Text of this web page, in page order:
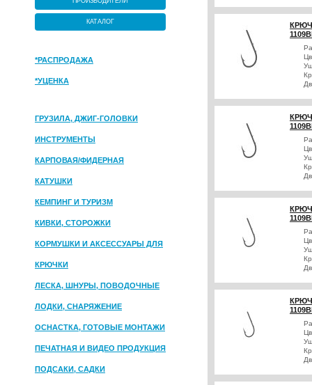
КАТАЛОГ
*РАСПРОДАЖА
*УЦЕНКА
ГРУЗИЛА, ДЖИГ-ГОЛОВКИ
ИНСТРУМЕНТЫ
КАРПОВАЯ/ФИДЕРНАЯ
КАТУШКИ
КЕМПИНГ И ТУРИЗМ
КИВКИ, СТОРОЖКИ
КОРМУШКИ И АКСЕССУАРЫ ДЛЯ
ПРИКОРМКИ
КРЮЧКИ
ЛЕСКА, ШНУРЫ, ПОВОДОЧНЫЕ
МАТЕРИАЛЫ
ЛОДКИ, СНАРЯЖЕНИЕ
ОСНАСТКА, ГОТОВЫЕ МОНТАЖИ
ПЕЧАТНАЯ И ВИДЕО ПРОДУКЦИЯ
ПОДСАКИ, САДКИ